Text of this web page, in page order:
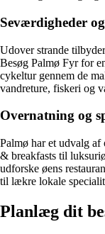
Seværdigheder
Udover strande
Besøg Palmø Fyr for
cykeltur gennem de
vandreture, fiskeri og
Overnatning og
Palmø har et udvalg
& breakfasts til
udforske øens
til lækre lokale
Planlæg dit